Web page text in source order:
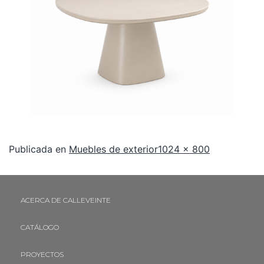
Publicada en Muebles de exterior1024 × 800
ACERCA DE CALLEVEINTE
CATÁLOGO
PROYECTOS